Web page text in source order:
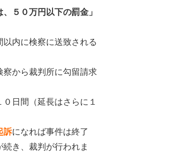
５０万円以下の罰金」
内に検察に送致される
から裁判所に勾留請求
日間（延長はさらに１
訴になれば事件は終了
き、裁判が行われま